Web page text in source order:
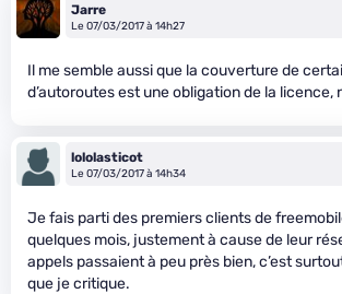
Jarre
Le 07/03/2017 à 14h27
Il me semble aussi que la couverture de
d’autoroutes est une obligation de la licence,
lololasticot
Le 07/03/2017 à 14h34
Je fais parti des premiers clients de
quelques mois, justement à cause de leur
appels passaient à peu près bien, c’est
que je critique.